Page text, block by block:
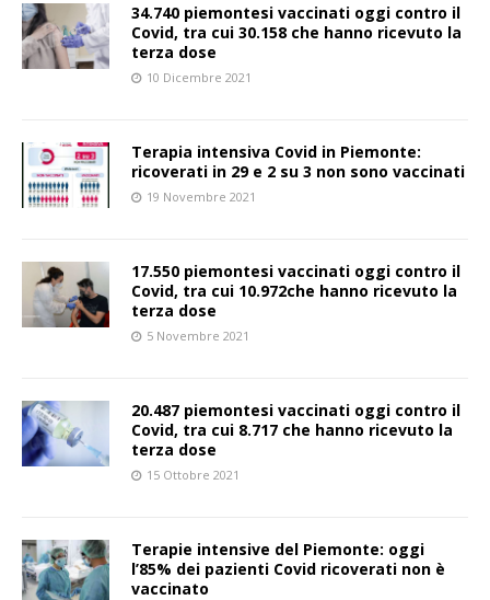
34.740 piemontesi vaccinati oggi contro il
Covid, tra cui 30.158 che hanno ricevuto la
terza dose
10 Dicembre 2021
Terapia intensiva Covid in Piemonte:
ricoverati in 29 e 2 su 3 non sono vaccinati
19 Novembre 2021
17.550 piemontesi vaccinati oggi contro il
Covid, tra cui 10.972che hanno ricevuto la
terza dose
5 Novembre 2021
20.487 piemontesi vaccinati oggi contro il
Covid, tra cui 8.717 che hanno ricevuto la
terza dose
15 Ottobre 2021
Terapie intensive del Piemonte: oggi
l’85% dei pazienti Covid ricoverati non è
vaccinato